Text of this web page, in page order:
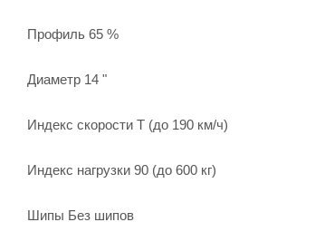
Профиль 65 %
Диаметр 14 "
Индекс скорости T (до 190 км/ч)
Индекс нагрузки 90 (до 600 кг)
Шипы Без шипов